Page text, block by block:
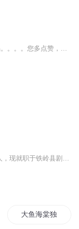
大鱼海棠独角戏